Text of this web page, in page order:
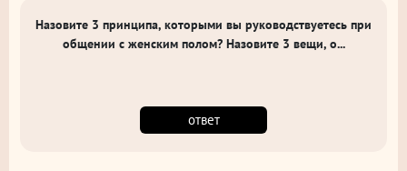
Назовите 3 принципа, которыми вы руководствуетесь при
общении с женским полом? Назовите 3 вещи, о...
ответ